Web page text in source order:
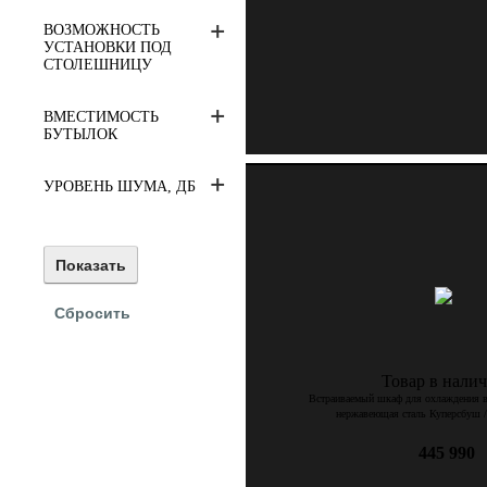
ВОЗМОЖНОСТЬ
УСТАНОВКИ ПОД
СТОЛЕШНИЦУ
ВМЕСТИМОСТЬ
БУТЫЛОК
УРОВЕНЬ ШУМА, ДБ
Товар в
Встраиваемый шкаф для охлаждения
нержавеющая сталь Куперсбуш
445 990